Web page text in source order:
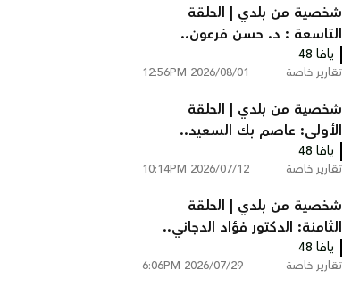
شخصية من بلدي | الحلقة
التاسعة : د. حسن فرعون..
الطبيب الذي رفض مغادرة يافا
عام 1948
يافا 48
تقارير خاصة 2026/08/01 12:56PM
شخصية من بلدي | الحلقة
الأولى: عاصم بك السعيد..
رئيس بلدية يافا في ثلاثينيات
القرن الماضي
يافا 48
تقارير خاصة 2026/07/12 10:14PM
شخصية من بلدي | الحلقة
الثامنة: الدكتور فؤاد الدجاني..
رائد الطب والجراحة في فلسطين
يافا 48
تقارير خاصة 2026/07/29 6:06PM